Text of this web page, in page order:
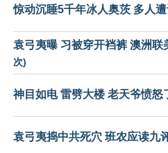
惊动沉睡5千年冰人奥茨 多人
袁弓夷曝 习被穿开裆裤 澳洲联
次)
神目如电 雷劈大楼 老天爷愤怒
袁弓夷捣中共死穴 班农应读九